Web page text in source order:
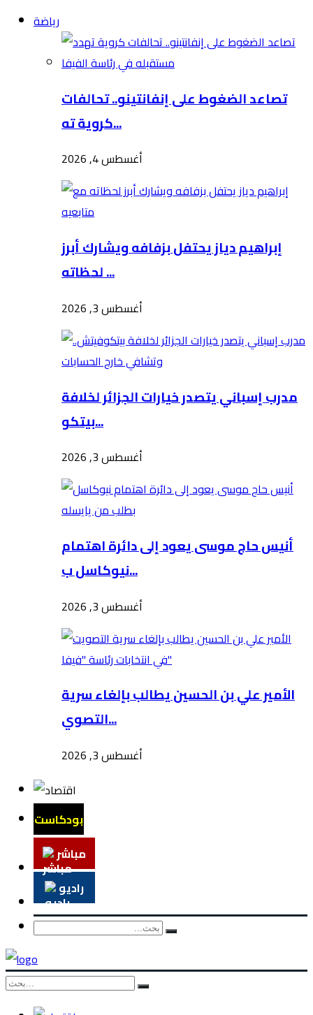
رياضة
تصاعد الضغوط على إنفانتينو.. تحالفات
كروية ته...
أغسطس 4, 2026
إبراهيم دياز يحتفل بزفافه ويشارك أبرز
لحظاته ...
أغسطس 3, 2026
مدرب إسباني يتصدر خيارات الجزائر لخلافة
بيتكو...
أغسطس 3, 2026
أنيس حاج موسى يعود إلى دائرة اهتمام
نيوكاسل ب...
أغسطس 3, 2026
الأمير علي بن الحسين يطالب بإلغاء سرية
التصوي...
أغسطس 3, 2026
بودكاست
مباشر
راديو